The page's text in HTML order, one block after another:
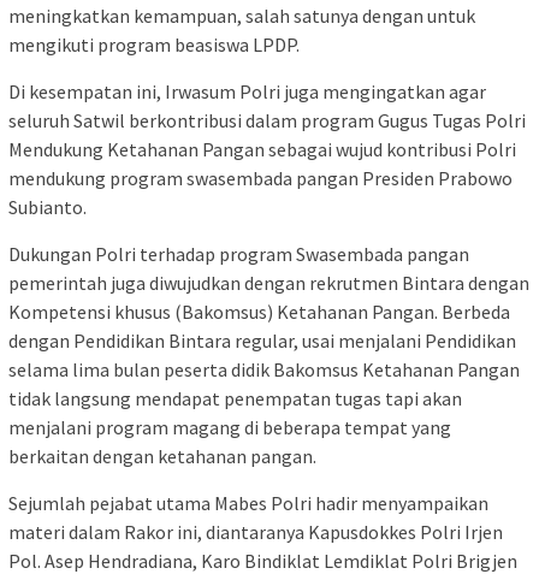
meningkatkan kemampuan, salah satunya dengan untuk
mengikuti program beasiswa LPDP.
Di kesempatan ini, Irwasum Polri juga mengingatkan agar
seluruh Satwil berkontribusi dalam program Gugus Tugas Polri
Mendukung Ketahanan Pangan sebagai wujud kontribusi Polri
mendukung program swasembada pangan Presiden Prabowo
Subianto.
Dukungan Polri terhadap program Swasembada pangan
pemerintah juga diwujudkan dengan rekrutmen Bintara dengan
Kompetensi khusus (Bakomsus) Ketahanan Pangan. Berbeda
dengan Pendidikan Bintara regular, usai menjalani Pendidikan
selama lima bulan peserta didik Bakomsus Ketahanan Pangan
tidak langsung mendapat penempatan tugas tapi akan
menjalani program magang di beberapa tempat yang
berkaitan dengan ketahanan pangan.
Sejumlah pejabat utama Mabes Polri hadir menyampaikan
materi dalam Rakor ini, diantaranya Kapusdokkes Polri Irjen
Pol. Asep Hendradiana, Karo Bindiklat Lemdiklat Polri Brigjen